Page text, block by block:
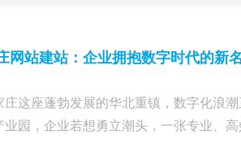
网站建站：企业拥抱数字时代的新
庄这座蓬勃发展的华北重镇，数字化浪
业园，企业若想勇立潮头，一张专业、高